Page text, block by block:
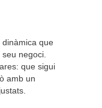
dinàmica que
negoci.
que sigui
amb un